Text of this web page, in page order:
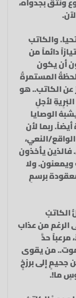
والكاتب
دائماً من
أن يكون
المستمرةُ
عن الكاتب.. هو
لأجلِ
الوصايا
ربما لأن
النعي،
يأخذون
ويمعنون. ولا
برسمِ
الكاتبُ
الرغم من عذاب
مرعباً حدَّ
من يقوى
جحيمٍ إلى برزخٍ
ما!.